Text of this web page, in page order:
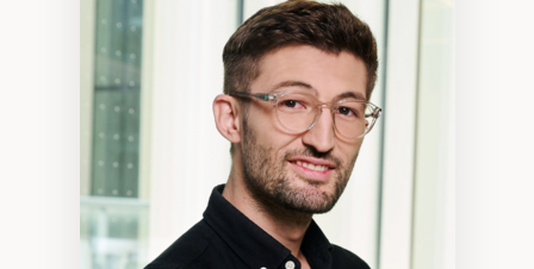
Neuropsychiatrie et neurosciences
Direction d'essais cliniques
Analyse des politiques et pratiques en santé
mentale
Développement de protocoles d'essais
cliniques
Collaboration interfonctionnelle
Leadership en recherche clinique
Développement de cadres politiques
Collaboration avec des entreprises
pharmaceutiques
Rédaction de publications et de rapports
politiques
Enseignement et mentorat